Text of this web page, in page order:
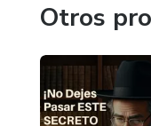
Otros